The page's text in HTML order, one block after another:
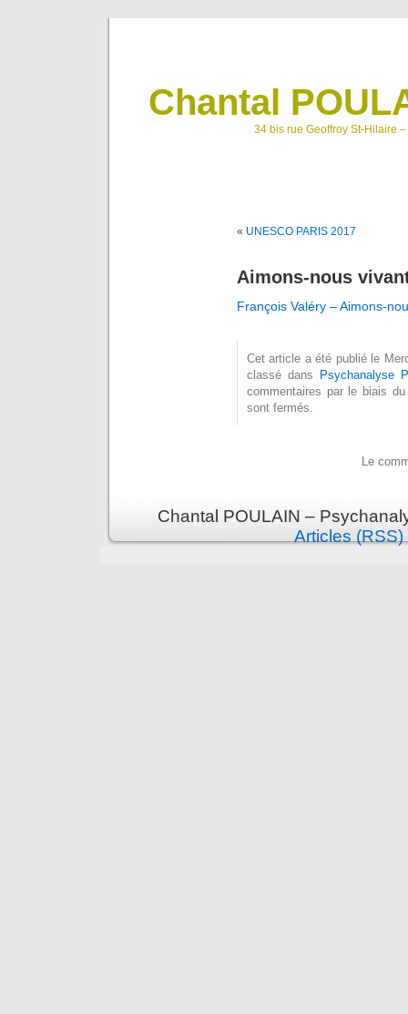
Chantal
34 bis rue Geoffroy St-Hilaire
« UNESCO PARIS 2017
Aimons-nous
François Valéry – Aimons-
Cet article a été publié le
classé dans Psychanalyse
commentaires par le biais
sont fermés.
Le
Chantal POULAIN –
Articles (RSS)